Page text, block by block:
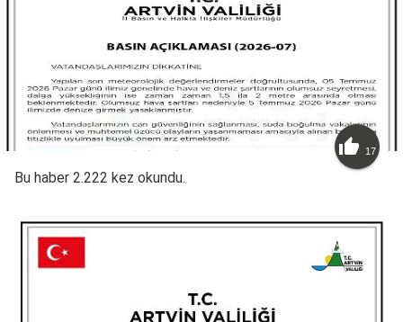
 17
Bu haber 2.222 kez okundu.